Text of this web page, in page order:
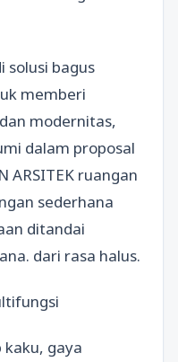
solusi bagus
memberi
modernitas,
dalam proposal
ARSITEK ruangan
sederhana
ditandai
dari rasa halus.
gaya